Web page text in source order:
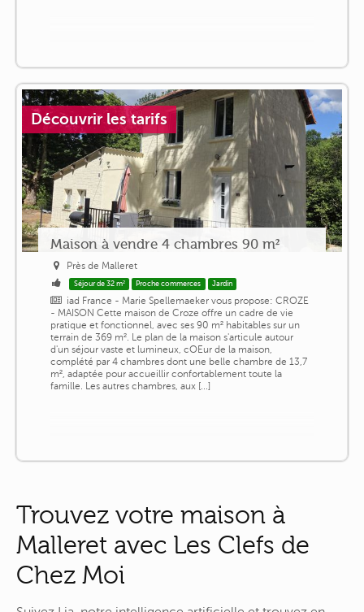
Découvrir les tarifs
Maison à vendre 4 chambres 90 m²
Près de Malleret
Séjour de 32 m² Proche commerces Jardin
iad France - Marie Spellemaeker vous propose: CROZE
- MAISON Cette maison de Croze offre un cadre de vie
pratique et fonctionnel, avec ses 90 m² habitables sur un
terrain de 369 m². Le plan de la maison s'articule autour
d'un séjour vaste et lumineux, cOEur de la maison,
complété par 4 chambres dont une belle chambre de 13,7
m², adaptée pour accueillir confortablement toute la
famille. Les autres chambres, aux [...]
Trouvez votre maison à
Malleret avec Les Clefs de
Chez Moi